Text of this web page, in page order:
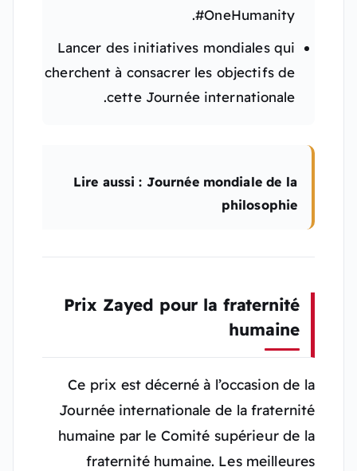
#OneHumanity.
Lancer des initiatives mondiales qui
cherchent à consacrer les objectifs de
cette Journée internationale.
Lire aussi : Journée mondiale de la
philosophie
Prix ​​Zayed pour la fraternité
humaine
Ce prix est décerné à l’occasion de la
Journée internationale de la fraternité
humaine par le Comité supérieur de la
fraternité humaine. Les meilleures